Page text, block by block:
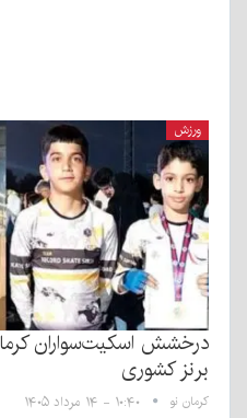
ورزش
درخشش اسکیت‌سواران
برنز کشوری
کرمان نو ۱۰:۴۰ - ۱۴ مرداد ۱۴۰۵